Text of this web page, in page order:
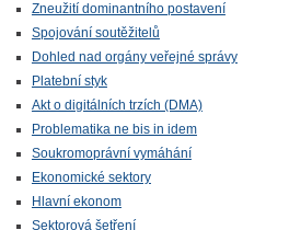
Zneužití dominantního postavení
Spojování soutěžitelů
Dohled nad orgány veřejné správy
Platební styk
Akt o digitálních trzích (DMA)
Problematika ne bis in idem
Soukromoprávní vymáhání
Ekonomické sektory
Hlavní ekonom
Sektorová šetření